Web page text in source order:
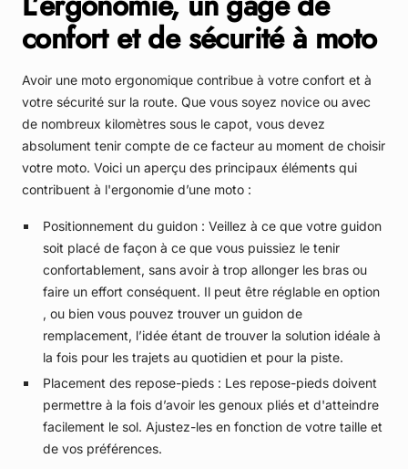
confort et de sécurité à moto
Avoir une moto ergonomique contribue à votre confort et à
votre sécurité sur la route. Que vous soyez novice ou avec
de nombreux kilomètres sous le capot, vous devez
absolument tenir compte de ce facteur au moment de choisir
votre moto. Voici un aperçu des principaux éléments qui
contribuent à l'ergonomie d’une moto :
Positionnement du guidon : Veillez à ce que votre guidon
soit placé de façon à ce que vous puissiez le tenir
confortablement, sans avoir à trop allonger les bras ou
faire un effort conséquent. Il peut être réglable en option
, ou bien vous pouvez trouver un guidon de
remplacement, l’idée étant de trouver la solution idéale à
la fois pour les trajets au quotidien et pour la piste.
Placement des repose-pieds : Les repose-pieds doivent
permettre à la fois d’avoir les genoux pliés et d'atteindre
facilement le sol. Ajustez-les en fonction de votre taille et
de vos préférences.